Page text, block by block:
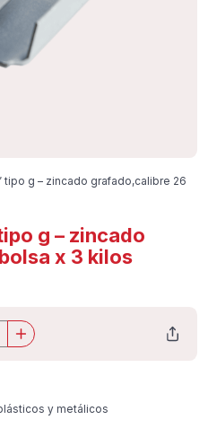
tipo g – zincado grafado,calibre 26
g – zincado
x 3 kilos
y metálicos